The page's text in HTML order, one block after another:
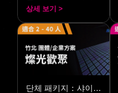
상세 보기 >
단체 패키지：샤이닝 파티